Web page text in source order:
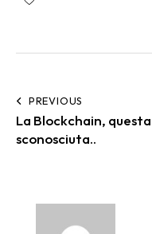
PREVIOUS
La Blockchain, questa
sconosciuta..